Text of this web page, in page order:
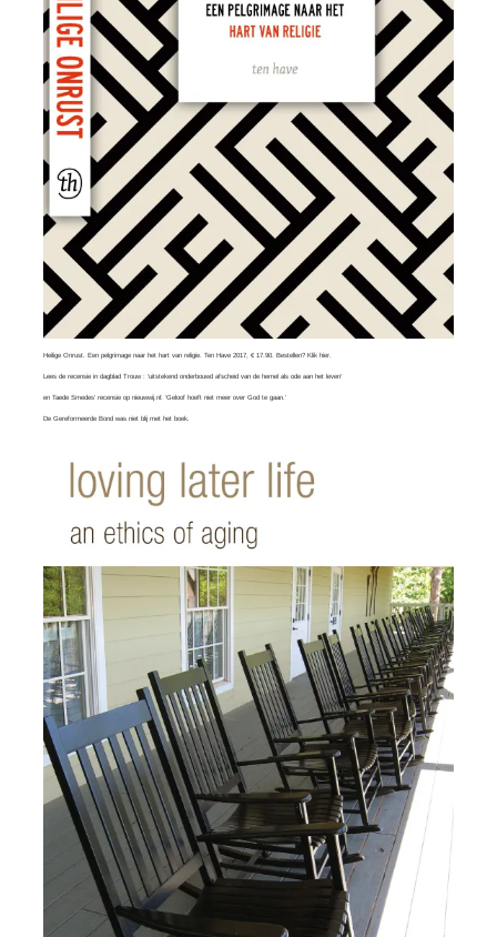
Heilige Onrust. Een pelgrimage naar het hart van religie. Ten Have 2017, € 17.90. Bestellen?Klik hier.
Leesde recensie in dagblad Trouw: ‘uitstekend onderbouwd afscheid van de hemel als ode aan het leven’
enTaede Smedes’ recensieop nieuwwij.nl: ‘Geloof hoeft niet meer over God te gaan.’
De Gereformeerde Bond wasniet blij met het boek.